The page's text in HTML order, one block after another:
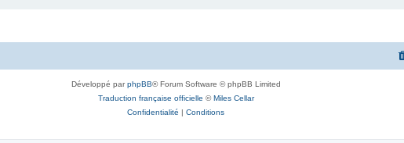
Développé parphpBB® Forum Software © phpBB Limited
Traduction française officielle ©Miles Cellar
Confidentialité | Conditions